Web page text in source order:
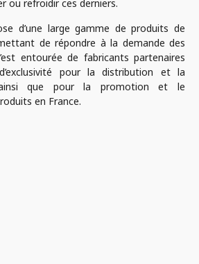
ou refroidir ces derniers.
d’une large gamme de produits de
de répondre à la demande des
entourée de fabricants partenaires
pour la distribution et la
ainsi que pour la promotion et le
en France.